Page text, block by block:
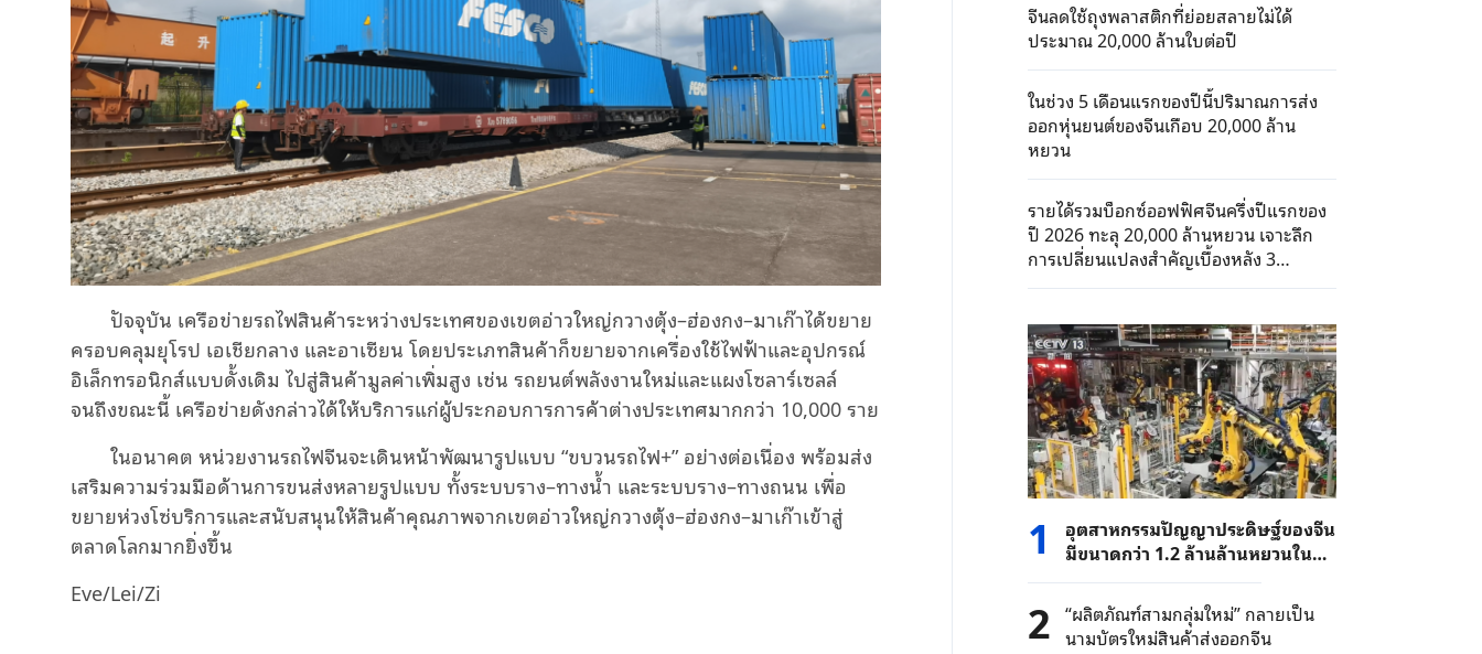
ปัจจุบัน เครือข่ายรถไฟสินค้าระหว่างประเทศของเขตอ่าวใหญ่กวางตุ้ง–ฮ่องกง–มาเก๊าได้ขยาย
ครอบคลุมยุโรป เอเชียกลาง และอาเซียน โดยประเภทสินค้าก็ขยายจากเครื่องใช้ไฟฟ้าและอุปกรณ์
อิเล็กทรอนิกส์แบบดั้งเดิม ไปสู่สินค้ามูลค่าเพิ่มสูง เช่น รถยนต์พลังงานใหม่และแผงโซลาร์เซลล์
จนถึงขณะนี้ เครือข่ายดังกล่าวได้ให้บริการแก่ผู้ประกอบการการค้าต่างประเทศมากกว่า 10,000 ราย
ในอนาคต หน่วยงานรถไฟจีนจะเดินหน้าพัฒนารูปแบบ “ขบวนรถไฟ+” อย่างต่อเนื่อง พร้อมส่ง
เสริมความร่วมมือด้านการขนส่งหลายรูปแบบ ทั้งระบบราง–ทางน้ำ และระบบราง–ทางถนน เพื่อ
ขยายห่วงโซ่บริการและสนับสนุนให้สินค้าคุณภาพจากเขตอ่าวใหญ่กวางตุ้ง–ฮ่องกง–มาเก๊าเข้าสู่
ตลาดโลกมากยิ่งขึ้น
Eve/Lei/Zi
จีนลดใช้ถุงพลาสติกที่ย่อยสลายไม่ได้
ประมาณ 20,000 ล้านใบต่อปี
ในช่วง 5 เดือนแรกของปีนี้ปริมาณการส่ง
ออกหุ่นยนต์ของจีนเกือบ 20,000 ล้าน
หยวน
รายได้รวมบ็อกซ์ออฟฟิศจีนครึ่งปีแรกของ
ปี 2026 ทะลุ 20,000 ล้านหยวน เจาะลึก
การเปลี่ยนแปลงสำคัญเบื้องหลัง 3
ประการ
1
อุตสาหกรรมปัญญาประดิษฐ์ของจีน
มีขนาดกว่า 1.2 ล้านล้านหยวนในปี
2025
2 “ผลิตภัณฑ์สามกลุ่มใหม่” กลายเป็น
นามบัตรใหม่สินค้าส่งออกจีน